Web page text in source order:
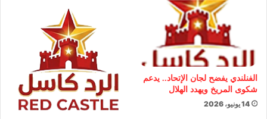
الفنلندي يفضح لجان الإتحاد.. يدعم
شكوى المريخ ويهدد الهلال
14 يونيو، 2026